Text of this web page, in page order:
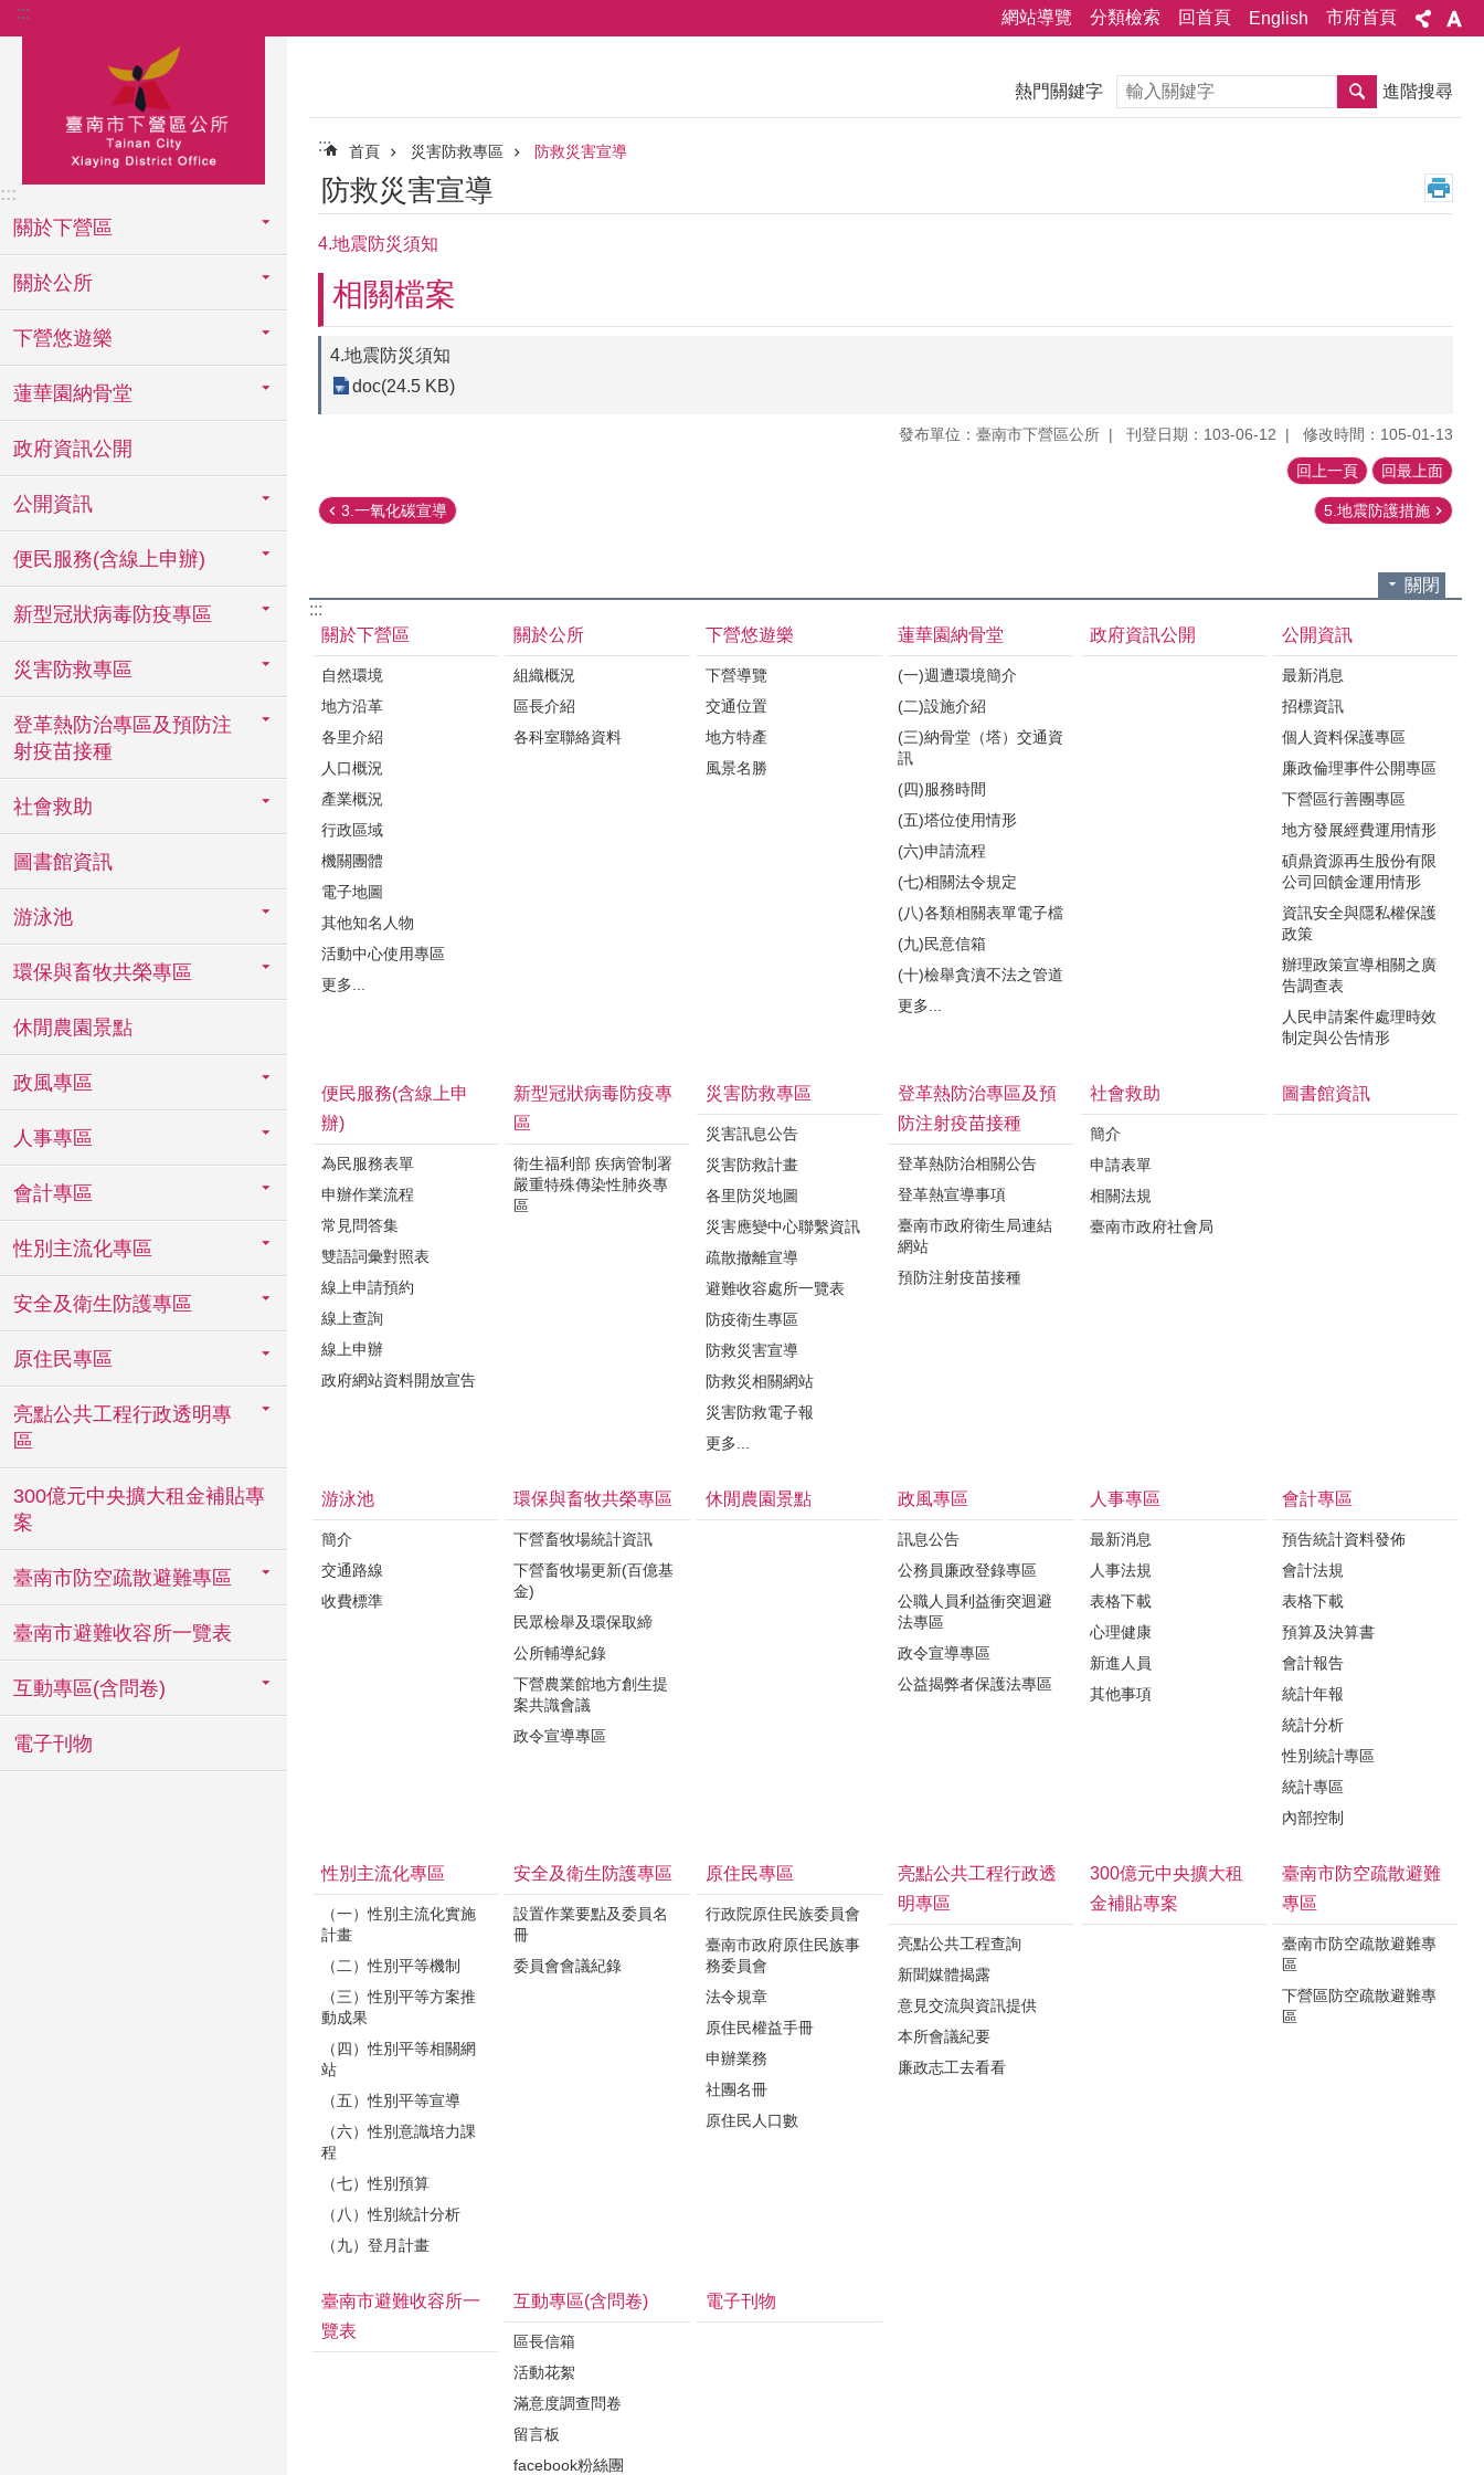
跳到主要內容區塊
::: 網站導覽 分類檢索 回首頁 English 市府首頁
:::
關於下營區
關於公所
下營悠遊樂
蓮華園納骨堂
政府資訊公開
公開資訊
便民服務(含線上申辦)
新型冠狀病毒防疫專區
災害防救專區
登革熱防治專區及預防注
射疫苗接種
社會救助
圖書館資訊
游泳池
環保與畜牧共榮專區
休閒農園景點
政風專區
人事專區
會計專區
性別主流化專區
安全及衛生防護專區
原住民專區
亮點公共工程行政透明專
區
300億元中央擴大租金補貼專
案
臺南市防空疏散避難專區
臺南市避難收容所一覽表
互動專區(含問卷)
電子刊物
熱門關鍵字 搜尋 進階搜尋
::: 首頁 災害防救專區 防救災害宣導
防救災害宣導
4.地震防災須知
相關檔案
4.地震防災須知
doc(24.5 KB)
發布單位：臺南市下營區公所 刊登日期：103-06-12 修改時間：105-01-13
回上一頁 回最上面
3.一氧化碳宣導 5.地震防護措施
關閉
:::
關於下營區
自然環境
地方沿革
各里介紹
人口概況
產業概況
行政區域
機關團體
電子地圖
其他知名人物
活動中心使用專區
更多...
關於公所
組織概況
區長介紹
各科室聯絡資料
下營悠遊樂
下營導覽
交通位置
地方特產
風景名勝
蓮華園納骨堂
(一)週遭環境簡介
(二)設施介紹
(三)納骨堂（塔）交通資
訊
(四)服務時間
(五)塔位使用情形
(六)申請流程
(七)相關法令規定
(八)各類相關表單電子檔
(九)民意信箱
(十)檢舉貪瀆不法之管道
更多...
政府資訊公開 公開資訊
最新消息
招標資訊
個人資料保護專區
廉政倫理事件公開專區
下營區行善團專區
地方發展經費運用情形
碩鼎資源再生股份有限
公司回饋金運用情形
資訊安全與隱私權保護
政策
辦理政策宣導相關之廣
告調查表
人民申請案件處理時效
制定與公告情形
便民服務(含線上申
辦)
為民服務表單
申辦作業流程
常見問答集
雙語詞彙對照表
線上申請預約
線上查詢
線上申辦
政府網站資料開放宣告
新型冠狀病毒防疫專
區
衛生福利部 疾病管制署
嚴重特殊傳染性肺炎專
區
災害防救專區
災害訊息公告
災害防救計畫
各里防災地圖
災害應變中心聯繫資訊
疏散撤離宣導
避難收容處所一覽表
防疫衛生專區
防救災害宣導
防救災相關網站
災害防救電子報
更多...
登革熱防治專區及預
防注射疫苗接種
登革熱防治相關公告
登革熱宣導事項
臺南市政府衛生局連結
網站
預防注射疫苗接種
社會救助
簡介
申請表單
相關法規
臺南市政府社會局
圖書館資訊
游泳池
簡介
交通路線
收費標準
環保與畜牧共榮專區
下營畜牧場統計資訊
下營畜牧場更新(百億基
金)
民眾檢舉及環保取締
公所輔導紀錄
下營農業館地方創生提
案共識會議
政令宣導專區
休閒農園景點 政風專區
訊息公告
公務員廉政登錄專區
公職人員利益衝突迴避
法專區
政令宣導專區
公益揭弊者保護法專區
人事專區
最新消息
人事法規
表格下載
心理健康
新進人員
其他事項
會計專區
預告統計資料發佈
會計法規
表格下載
預算及決算書
會計報告
統計年報
統計分析
性別統計專區
統計專區
內部控制
性別主流化專區
（一）性別主流化實施
計畫
（二）性別平等機制
（三）性別平等方案推
動成果
（四）性別平等相關網
站
（五）性別平等宣導
（六）性別意識培力課
程
（七）性別預算
（八）性別統計分析
（九）登月計畫
安全及衛生防護專區
設置作業要點及委員名
冊
委員會會議紀錄
原住民專區
行政院原住民族委員會
臺南市政府原住民族事
務委員會
法令規章
原住民權益手冊
申辦業務
社團名冊
原住民人口數
亮點公共工程行政透
明專區
亮點公共工程查詢
新聞媒體揭露
意見交流與資訊提供
本所會議紀要
廉政志工去看看
300億元中央擴大租
金補貼專案
臺南市防空疏散避難
專區
臺南市防空疏散避難專
區
下營區防空疏散避難專
區
臺南市避難收容所一
覽表
互動專區(含問卷)
區長信箱
活動花絮
滿意度調查問卷
留言板
facebook粉絲團
電子刊物